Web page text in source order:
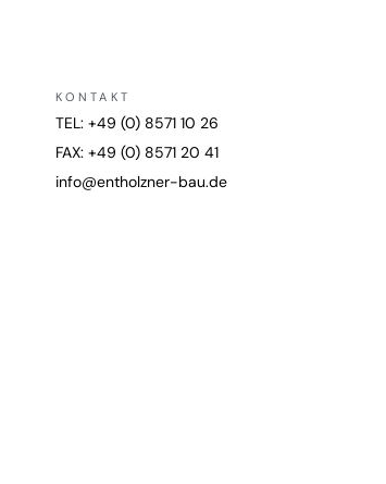
KONTAKT
TEL: +49 (0) 8571 10 26
FAX: +49 (0) 8571 20 41
info@entholzner-bau.de